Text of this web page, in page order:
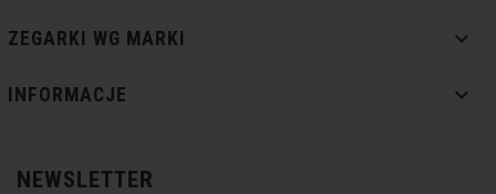
ZEGARKI WG MARKI 
INFORMACJE 
NEWSLETTER